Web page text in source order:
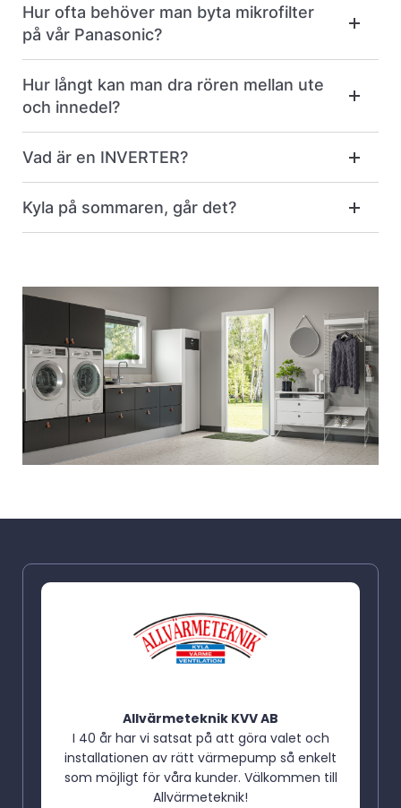
Hur ofta behöver man byta mikrofilter
på vår Panasonic?
Hur långt kan man dra rören mellan ute
och innedel?
Vad är en INVERTER?
Kyla på sommaren, går det?
Allvärmeteknik KVV AB
I 40 år har vi satsat på att göra valet och
installationen av rätt värmepump så enkelt
som möjligt för våra kunder. Välkommen till
Allvärmeteknik!